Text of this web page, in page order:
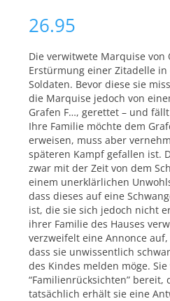
26.95
Die verwitwete Marquise
Erstürmung einer Zitadelle in
Soldaten. Bevor diese sie
die Marquise jedoch von
Grafen F…, gerettet – und
Ihre Familie möchte dem
erweisen, muss aber
späteren Kampf gefallen ist.
zwar mit der Zeit von dem
einem unerklärlichen
dass dieses auf eine
ist, die sie sich jedoch nicht
ihrer Familie des Hauses
verzweifelt eine Annonce
dass sie unwissentlich
des Kindes melden möge. Sie
“Familienrücksichten”
tatsächlich erhält sie eine